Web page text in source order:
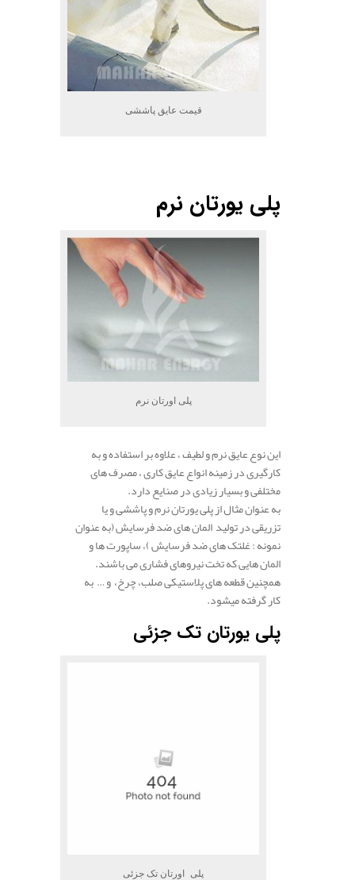
قیمت عایق پاششی
پلی یورتان نرم
پلی اورتان نرم
این نوع عایق نرم و لطیف ، علاوه بر استفاده و به
کارگیری در زمینه انواع عایق کاری ، مصرف های
مختلفی و بسیار زیادی در صنایع دارد.
به عنوان مثال از پلی یورتان نرم و پاششی و یا
تزریقی در تولید المان های ضد فرسایش (به عنوان
نمونه : غلتک های ضد فرسایش )، ساپورت ها و
المان هایی که تخت نیروهای فشاری می باشند.
همچنین قطعه های پلاستیکی صلب، چرخ، و … به
کار گرفته میشود.
پلی یورتان تک جزئی
پلی اورتان تک جزئی